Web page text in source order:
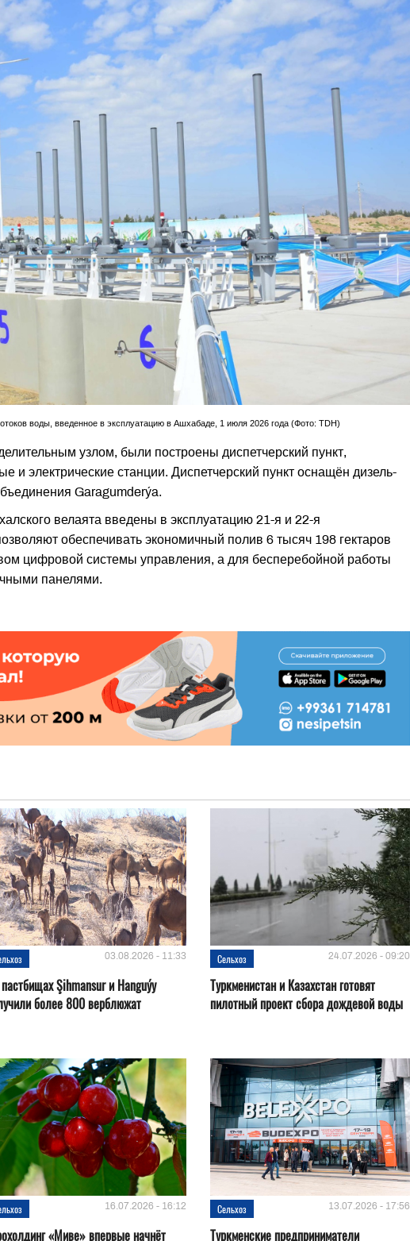
воды, введенное в эксплуатацию в Ашхабаде, 1 июля 2026 года (Фото: TDH)
узлом, были построены диспетчерский пункт,
и электрические станции. Диспетчерский пункт оснащён дизель-
Garagumderýa.
велаята введены в эксплуатацию 21-я и 22-я
обеспечивать экономичный полив 6 тысяч 198 гектаров
цифровой системы управления, а для бесперебойной работы
панелями.
03.08.2026 - 11:33
Şihmansur и Hanguýy
более 800 верблюжат
Сельхоз 24.07.2026 - 09:20
Туркменистан и Казахстан готовят
пилотный проект сбора дождевой воды
16.07.2026 - 16:12
«Миве» впервые начнёт
Сельхоз 13.07.2026 - 17:56
Туркменские предприниматели